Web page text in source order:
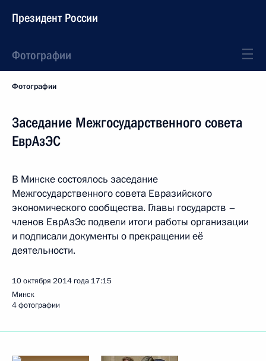
Президент России
Фотографии
Фотографии
Заседание Межгосударственного совета
ЕврАзЭС
В Минске состоялось заседание
Межгосударственного совета Евразийского
экономического сообщества. Главы государств –
членов ЕврАзЭс подвели итоги работы организации
и подписали документы о прекращении её
деятельности.
10 октября 2014 года 17:15
Минск
4 фотографии